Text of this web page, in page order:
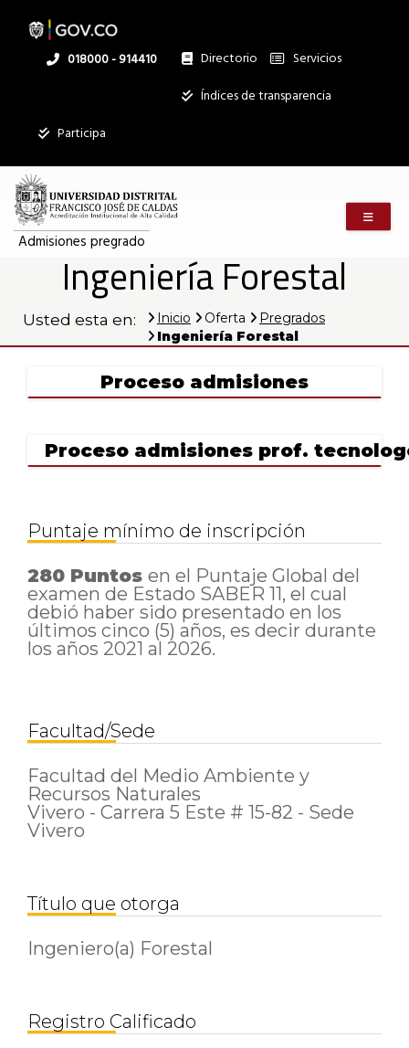
Ingeniería
Forestal
Admisiones
pregrado
contenido
Linea
018000 - 914410 Directorio
Institucional
Servicios
Índices de transparencia
Participa
Admisiones pregrado
Ingeniería Forestal
Mostrar
registros
Buscar:
Mostrando
registros
Anterior
Usted esta en: Inicio Oferta
Pregrados
Ingeniería Forestal
Proceso admisiones
Proceso admisiones prof.
Puntaje mínimo de inscripción
280 Puntos en el Puntaje Global del
examen de Estado SABER 11, el cual
debió haber sido presentado en los
últimos cinco (5) años, es decir durante
los años 2021 al 2026.
Facultad/Sede
Facultad del Medio Ambiente y
Recursos Naturales
Vivero - Carrera 5 Este # 15-82 - Sede
Vivero
Título que otorga
Ingeniero(a) Forestal
Registro Calificado